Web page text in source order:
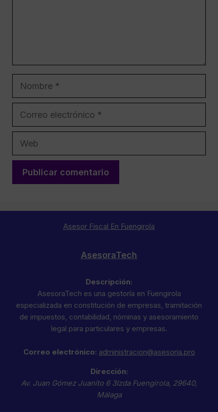
Asesor Fiscal En Fuengirola
AsesoraTech
Descripción:
AsesoraTech es una gestoría en Fuengirola
especializada en constitución de empresas, tramitación
de impuestos, contabilidad, nóminas y asesoramiento
legal para particulares y empresas.
Correo electrónico: administracion@asesoria.pro
Dirección:
Av. Juan Gómez Juanito 6 3Izda Fuengirola, 29640,
Málaga